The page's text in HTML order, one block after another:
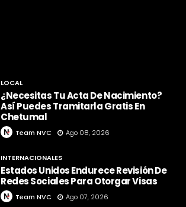
LOCAL
¿Necesitas Tu Acta De Nacimiento?
Así Puedes Tramitarla Gratis En
Chetumal
Team NVC Ago 08, 2026
INTERNACIONALES
Estados Unidos Endurece Revisión De
Redes Sociales Para Otorgar Visas
Team NVC Ago 07, 2026